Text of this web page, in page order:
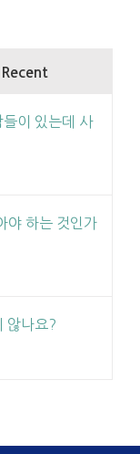
Recent
이 있는데 사
야 하는 것인가
않나요?